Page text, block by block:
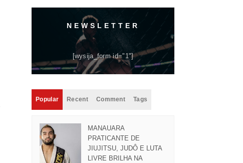
NEWSLETTER
[wysija_form id="1"]
Popular Recent Comment Tags
MANAUARA
PRATICANTE DE
JIUJITSU, JUDÔ E LUTA
LIVRE BRILHA NA